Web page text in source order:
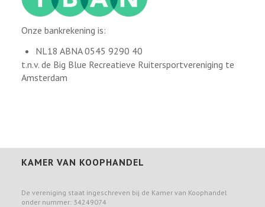
Onze bankrekening is:
NL18 ABNA 0545 9290 40
t.n.v. de Big Blue Recreatieve Ruitersportvereniging te
Amsterdam
KAMER VAN KOOPHANDEL
De vereniging staat ingeschreven bij de Kamer van Koophandel
onder nummer: 34249074